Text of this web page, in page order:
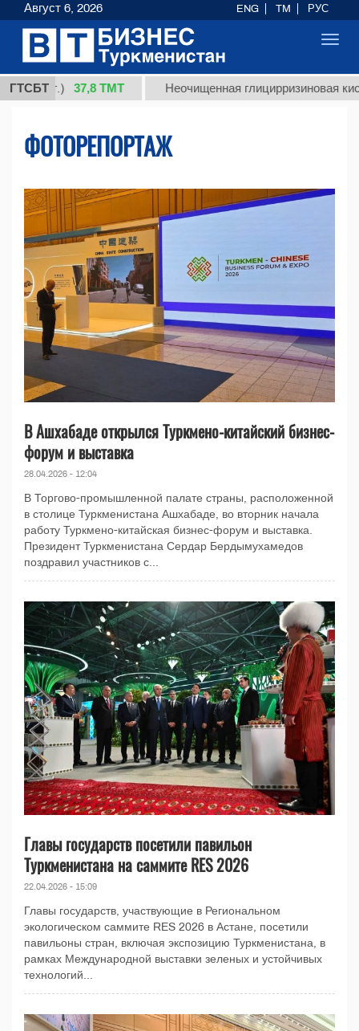
ГТСБТ
37,8 ТМТ Неочищенная глицирризиновая кислота
ФОТОРЕПОРТАЖ
В Ашхабаде открылся Туркмено-китайский бизнес-
форум и выставка
28.04.2026 - 12:04
В Торгово-промышленной палате страны, расположенной
в столице Туркменистана Ашхабаде, во вторник начала
работу Туркмено-китайская бизнес-форум и выставка.
Президент Туркменистана Сердар Бердымухамедов
поздравил участников с...
Главы государств посетили павильон
Туркменистана на саммите RES 2026
22.04.2026 - 15:09
Главы государств, участвующие в Региональном
экологическом саммите RES 2026 в Астане, посетили
павильоны стран, включая экспозицию Туркменистана, в
рамках Международной выставки зеленых и устойчивых
технологий...
Август 6, 2026 ENG TM РУС